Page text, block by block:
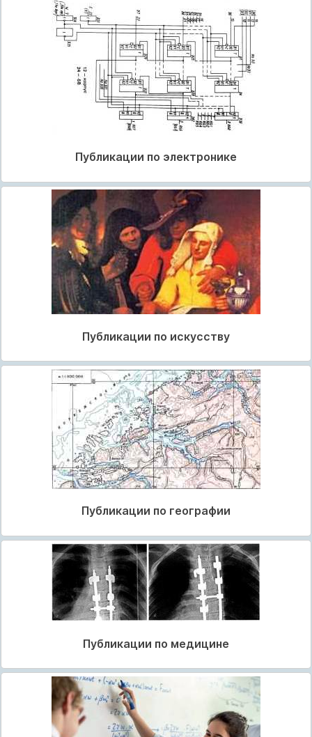
Публикации по электронике
Публикации по искусству
Публикации по географии
Публикации по медицине